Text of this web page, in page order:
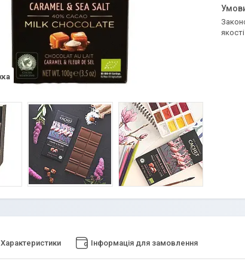
Законом не передбачено повернення та обмін даного товару належної
якості
Характеристики Інформація для замовлення